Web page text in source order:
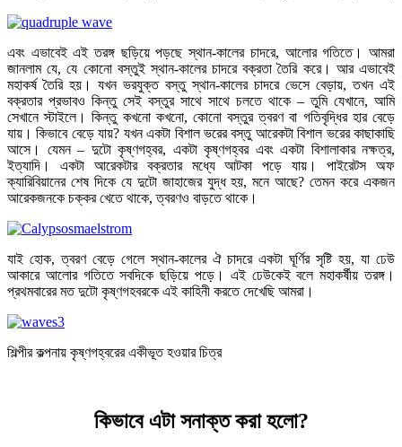
এবং এভাবেই এই তরঙ্গ ছড়িয়ে পড়ছে স্থান-কালের চাদরে, আলোর গতিতে। আমরা
জানলাম যে, যে কোনো বস্তুই স্থান-কালের চাদরে বক্রতা তৈরি করে। আর এভাবেই
মহাকর্ষ তৈরি হয়। যখন ভরযুক্ত বস্তু স্থান-কালের চাদরে ভেসে বেড়ায়, তখন এই
বক্রতার প্রভাবও কিন্তু সেই বস্তুর সাথে সাথে চলতে থাকে – তুমি যেখানে, আমি
সেখানে স্টাইলে। কিন্তু কখনো কখনো, কোনো বস্তুর ত্বরণ বা গতিবৃদ্ধির হার বেড়ে
যায়। কিভাবে বেড়ে যায়? যখন একটা বিশাল ভরের বস্তু আরেকটা বিশাল ভরের কাছাকাছি
আসে। যেমন – দুটো কৃষ্ণগহ্বর, একটা কৃষ্ণগহ্বর এবং একটা বিশালাকার নক্ষত্র,
ইত্যাদি। একটা আরেকটার বক্রতার মধ্যে আটকা পড়ে যায়। পাইরেটস অফ
ক্যারিবিয়ানের শেষ দিকে যে দুটো জাহাজের যুদ্ধ হয়, মনে আছে? তেমন করে একজন
আরেকজনকে চক্কর খেতে থাকে, ত্বরণও বাড়তে থাকে।
যাই হোক, ত্বরণ বেড়ে গেলে স্থান-কালের ঐ চাদরে একটা ঘূর্ণির সৃষ্টি হয়, যা ঢেউ
আকারে আলোর গতিতে সবদিকে ছড়িয়ে পড়ে। এই ঢেউকেই বলে মহাকর্ষীয় তরঙ্গ।
প্রথমবারের মত দুটো কৃষ্ণগহবরকে এই কাহিনী করতে দেখেছি আমরা।
শিল্পীর কল্পনায় কৃষ্ণগহ্বরের একীভূত হওয়ার চিত্র
কিভাবে এটা সনাক্ত করা হলো?